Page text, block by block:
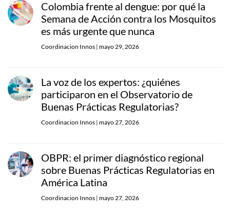
Colombia frente al dengue: por qué la
Semana de Acción contra los Mosquitos
es más urgente que nunca
Coordinacion Innos | mayo 29, 2026
La voz de los expertos: ¿quiénes
participaron en el Observatorio de
Buenas Prácticas Regulatorias?
Coordinacion Innos | mayo 27, 2026
OBPR: el primer diagnóstico regional
sobre Buenas Prácticas Regulatorias en
América Latina
Coordinacion Innos | mayo 27, 2026